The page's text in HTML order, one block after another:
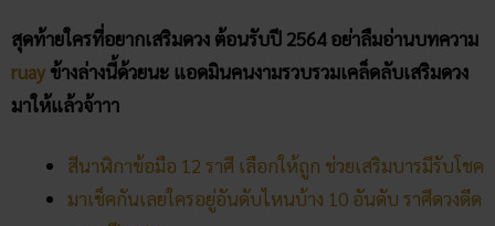
สีนาฬิกา​ข้อมือ​ 12​ ราศี เลือกให้ถูก ช่วยเสริมบารมีรับโชค
มาเช็คกันเลยใครอยู่อันดับไหนบ้าง 10 อันดับ ราศีดวงดีด
วงเฮงปี2564
อยู่ กวักเงินล้าน
ฤกษ์​เปิดบัญชี​ธนาคาร ปี 2564 หนุนดวงการเงิน ให้มั่งคั่ง